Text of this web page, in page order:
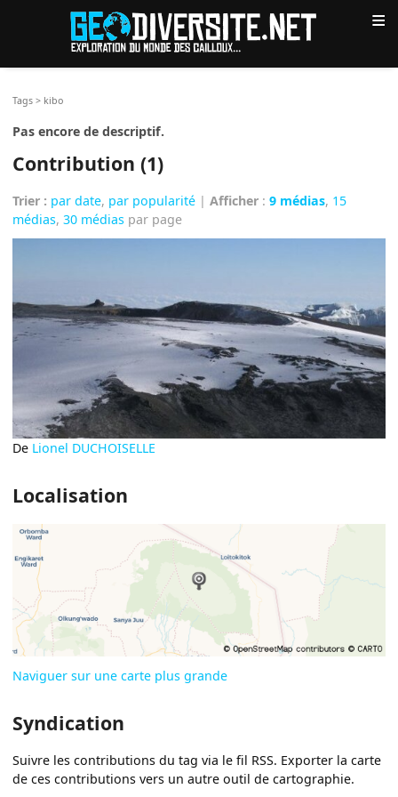
≡
Tags > kibo
Pas encore de descriptif.
Contribution (1)
Trier : par date, par popularité |Afficher :9 médias, 15
médias,30 médias par page
De Lionel DUCHOISELLE
Localisation
Naviguer sur une carte plus grande
Syndication
Suivre les contributions du tag via le fil RSS. Exporter la carte
de ces contributions vers un autre outil de cartographie.